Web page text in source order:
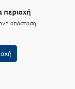
περιοχή
απόσταση